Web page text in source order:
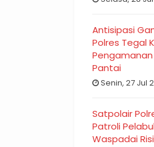
Antisipasi
Polres Tegal
Pantai
Senin, 27 Jul
Satpolair
Patroli
Waspadai